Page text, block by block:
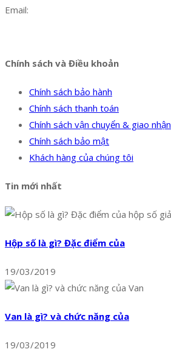
Email:
Chính sách và Điều khoản
Chính sách bảo hành
Chính sách thanh toán
Chính sách vận chuyển & giao nhận
Chính sách bảo mật
Khách hàng của chúng tôi
Tin mới nhất
Hộp số là gì? Đặc điểm của
19/03/2019
Van là gì? và chức năng của
19/03/2019